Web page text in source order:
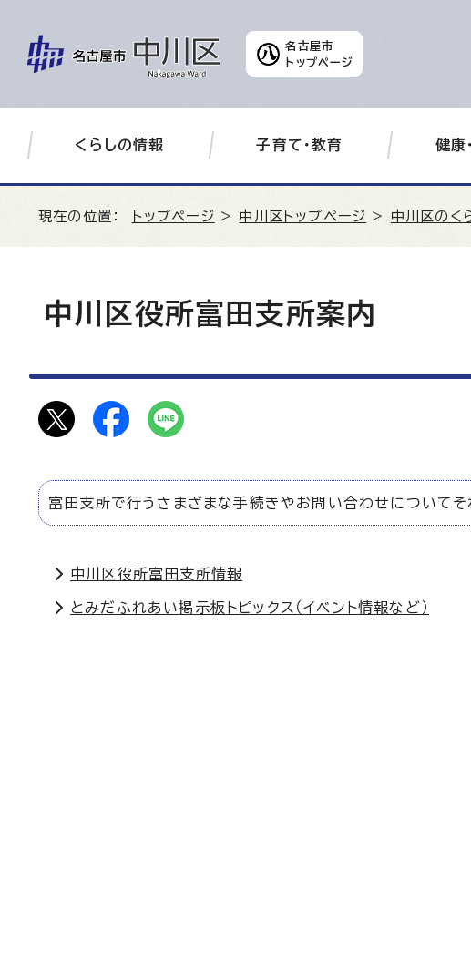
名古屋市
トップページ
くらしの情報 子育て・教育 健康
現在の位置： トップページ > 中川区トップページ > 中川区のく
中川区役所富田支所案内
富田支所で行うさまざまな手続きやお問い合わせについてそ
中川区役所富田支所情報
とみだふれあい掲示板トピックス（イベント情報など）